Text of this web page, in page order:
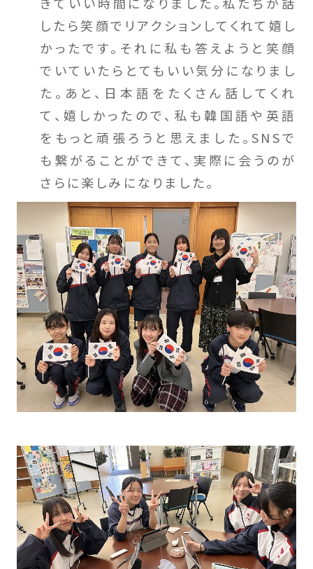
したら笑顔でリアクションしてくれて嬉し
かったです。それに私も答えようと笑顔
でいていたらとてもいい気分になりまし
た。あと、日本語をたくさん話してくれ
て、嬉しかったので、私も韓国語や英語
をもっと頑張ろうと思えました。SNSで
も繋がることができて、実際に会うのが
さらに楽しみになりました。